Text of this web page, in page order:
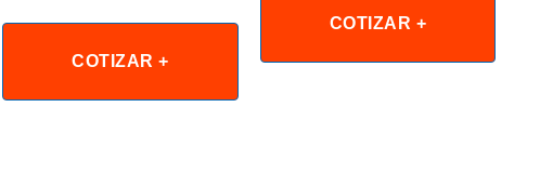
COTIZAR +
COTIZAR +